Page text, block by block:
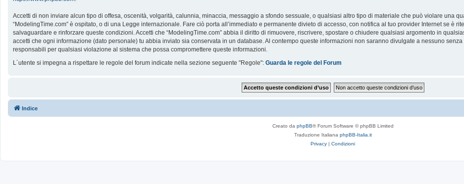
Accetti di non inviare alcun tipo di offesa, oscenità, volgarità, calunnia, minaccia, messaggio a sfondo sessuale, o qualsiasi altro tipo di materiale che può violare una
“ModelingTime.com” è ospitato, o di una Legge internazionale. Fare ciò porta all’immediato e permanente divieto di accesso, con notifica al tuo provider Internet se è
salvaguardare e rinforzare queste condizioni. Accetti che “ModelingTime.com” abbia il diritto di rimuovere, riscrivere, spostare o chiudere qualsiasi argomento in
accetti che ogni informazione (dato personale) tu abbia inviato sia conservata in un database. Al contempo queste informazioni non saranno divulgate a nessuno
responsabili per qualsiasi violazione al sistema che possa compromettere queste informazioni.
L´utente si impegna a rispettare le regole del forum indicate nella sezione seguente "Regole": Guarda le regole del Forum
Indice
Creato da phpBB® Forum Software © phpBB Limited
Traduzione Italiana phpBB-Italia.it
Privacy | Condizioni